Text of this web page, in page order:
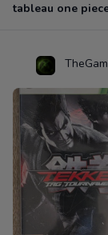
tableau one